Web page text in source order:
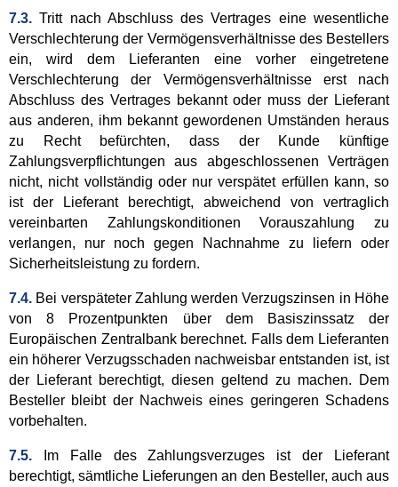
7.3.Tritt nach Abschluss des Vertrages eine wesentliche
Verschlechterung der Vermögensverhältnisse des Bestellers
ein, wird dem Lieferanten eine vorher eingetretene
Verschlechterung der Vermögensverhältnisse erst nach
Abschluss des Vertrages bekannt oder muss der Lieferant
aus anderen, ihm bekannt gewordenen Umständen heraus
zu Recht befürchten, dass der Kunde künftige
Zahlungsverpflichtungen aus abgeschlossenen Verträgen
nicht, nicht vollständig oder nur verspätet erfüllen kann, so
ist der Lieferant berechtigt, abweichend von vertraglich
vereinbarten Zahlungskonditionen Vorauszahlung zu
verlangen, nur noch gegen Nachnahme zu liefern oder
Sicherheitsleistung zu fordern.
7.4. Bei verspäteter Zahlung werden Verzugszinsen in Höhe
von 8 Prozentpunkten über dem Basiszinssatz der
Europäischen Zentralbank berechnet. Falls dem Lieferanten
ein höherer Verzugsschaden nachweisbar entstanden ist, ist
der Lieferant berechtigt, diesen geltend zu machen. Dem
Besteller bleibt der Nachweis eines geringeren Schadens
vorbehalten.
7.5.
Im Falle des Zahlungsverzuges ist der Lieferant
berechtigt, sämtliche Lieferungen an den Besteller, auch aus